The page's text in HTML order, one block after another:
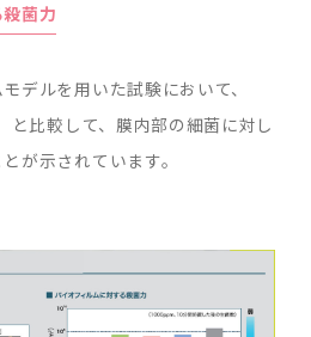
菌力
デルを用いた試験において、
と比較して、膜内部の細菌に対し
が示されています。